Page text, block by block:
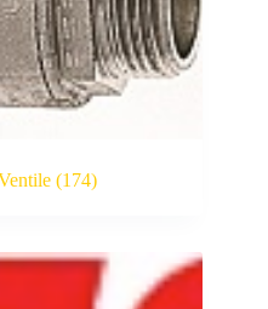
(174)